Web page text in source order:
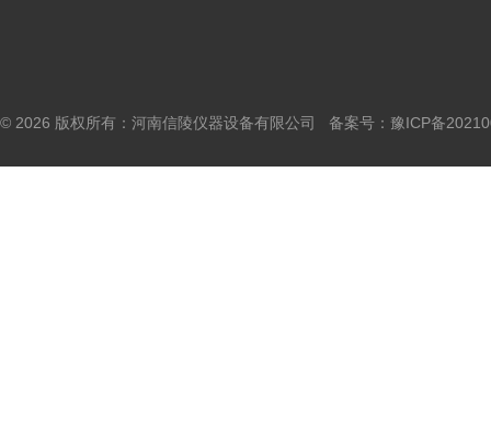
© 2026 版权所有：河南信陵仪器设备有限公司 备案号： 豫ICP备